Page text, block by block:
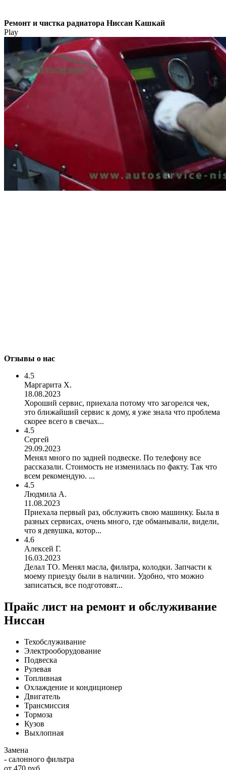
Ремонт и чистка радиатора Ниссан Кашкай
Play
Отзывы о нас
4.5
Маргарита Х.
18.08.2023
Хороший сервис, приехала потому что загорелся чек,
это ближайший сервис к дому, я уже знала что проблема
скорее всего в свечах...
4.5
Сергей
29.09.2023
Менял много по задней подвеске. По телефону все
рассказали. Стоимость не изменилась по факту. Так что
всем рекомендую. ...
4.5
Людмила А.
11.08.2023
Приехала первый раз, обслужить свою машинку. Была в
разных сервисах, очень много, где обманывали, видели,
что я девушка, котор...
4.6
Алексей Г.
16.03.2023
Делал ТО. Менял масла, фильтра, колодки. Запчасти к
моему приезду были в наличии. Удобно, что можно
записаться, все подготовят...
Прайс лист на ремонт и обслуживание
Ниссан
Техобслуживание
Электрооборудование
Подвеска
Рулевая
Топливная
Охлаждение и кондиционер
Двигатель
Трансмиссия
Тормоза
Кузов
Выхлопная
Замена
- салонного фильтра
от 470 руб.